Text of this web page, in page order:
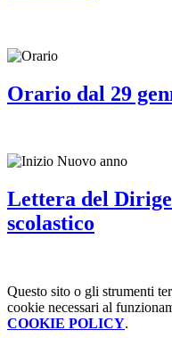
Orario dal 29
Lettera del
scolastico
Questo sito o gli strumenti
cookie necessari al
COOKIE POLICY.